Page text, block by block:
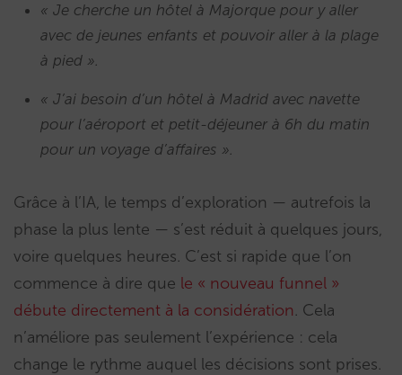
« Je cherche un hôtel à Majorque pour y aller
avec de jeunes enfants et pouvoir aller à la plage
à pied ».
« J’ai besoin d’un hôtel à Madrid avec navette
pour l’aéroport et petit-déjeuner à 6h du matin
pour un voyage d’affaires ».
Grâce à l’IA, le temps d’exploration — autrefois la
phase la plus lente — s’est réduit à quelques jours,
voire quelques heures. C’est si rapide que l’on
commence à dire que le « nouveau funnel »
débute directement à la considération. Cela
n’améliore pas seulement l’expérience : cela
change le rythme auquel les décisions sont prises.